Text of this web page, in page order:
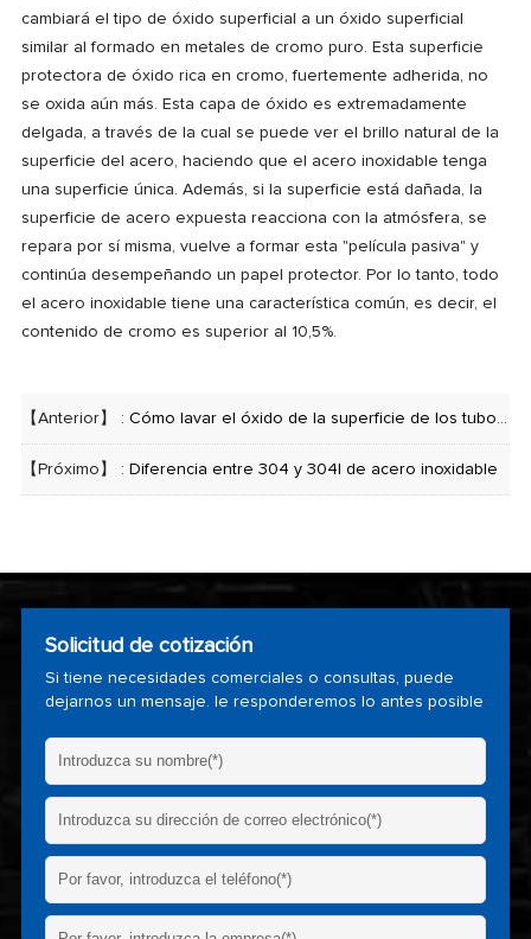
cambiará el tipo de óxido superficial a un óxido superficial
similar al formado en metales de cromo puro. Esta superficie
protectora de óxido rica en cromo, fuertemente adherida, no
se oxida aún más. Esta capa de óxido es extremadamente
delgada, a través de la cual se puede ver el brillo natural de la
superficie del acero, haciendo que el acero inoxidable tenga
una superficie única. Además, si la superficie está dañada, la
superficie de acero expuesta reacciona con la atmósfera, se
repara por sí misma, vuelve a formar esta "película pasiva" y
continúa desempeñando un papel protector. Por lo tanto, todo
el acero inoxidable tiene una característica común, es decir, el
contenido de cromo es superior al 10,5%.
【Anterior】 : Cómo lavar el óxido de la superficie de los tubos sin costura de acero inoxidable
【Próximo】 : Diferencia entre 304 y 304l de acero inoxidable
Solicitud de cotización
Si tiene necesidades comerciales o consultas, puede
dejarnos un mensaje. le responderemos lo antes posible